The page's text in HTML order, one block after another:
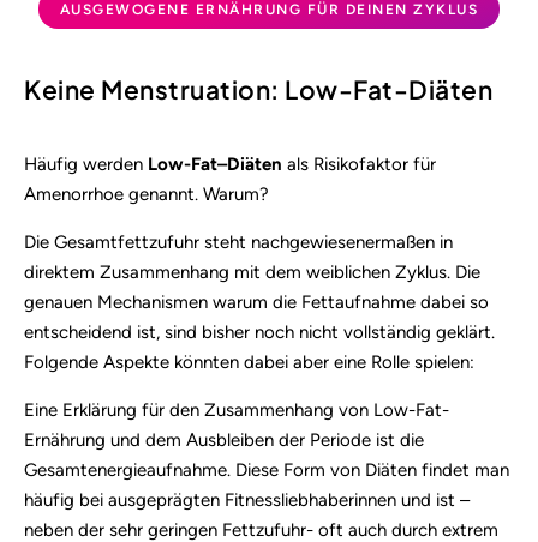
AUSGEWOGENE ERNÄHRUNG FÜR DEINEN ZYKLUS
Keine Menstruation: Low-Fat-Diäten
Häufig werden Low-Fat–Diäten als Risikofaktor für
Amenorrhoe genannt. Warum?
Die Gesamtfettzufuhr steht nachgewiesenermaßen in
direktem Zusammenhang mit dem weiblichen Zyklus. Die
genauen Mechanismen warum die Fettaufnahme dabei so
entscheidend ist, sind bisher noch nicht vollständig geklärt.
Folgende Aspekte könnten dabei aber eine Rolle spielen:
Eine Erklärung für den Zusammenhang von Low-Fat-
Ernährung und dem Ausbleiben der Periode ist die
Gesamtenergieaufnahme. Diese Form von Diäten findet man
häufig bei ausgeprägten Fitnessliebhaberinnen und ist –
neben der sehr geringen Fettzufuhr- oft auch durch extrem